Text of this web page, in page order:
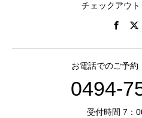
チェックアウ
お電話でのご予約
0494-
受付時間 7：